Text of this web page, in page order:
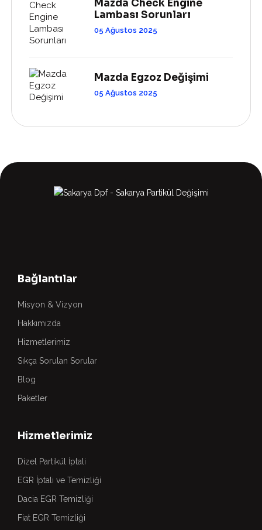
Mazda Check Engine
Lambası Sorunları
05 Ağustos 2025
Mazda Egzoz Değişimi
05 Ağustos 2025
Bağlantılar
Misyon & Vizyon
Hakkımızda
Hizmetlerimiz
Sıkça Sorulan Sorular
Blog
Paketler
Hizmetlerimiz
Dizel Partikül İptali
EGR İptali ve Temizliği
Dacia EGR Temizliği
Fiat EGR Temizliği